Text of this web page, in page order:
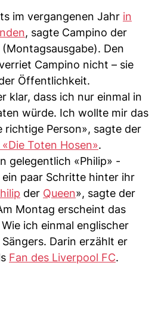
im vergangenen Jahr in
, sagte Campino der
Den
Campino nicht – sie
Öffentlichkeit.
klar, dass ich nur einmal in
würde. Ich wollte mir das
richtige Person», sagte der
Toten Hosen».
gelegentlich «Philip» -
paar Schritte hinter ihr
der Queen», sagte der
Montag erscheint das
ich einmal englischer
Darin erzählt er
Fan des Liverpool FC.